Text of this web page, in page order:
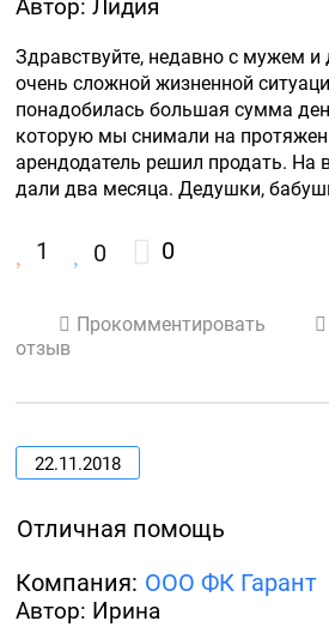
Автор: Лидия
Здравствуйте, недавно с мужем и
очень сложной жизненной
понадобилась большая сумма
которую мы снимали на
арендодатель решил продать. На
дали два месяца. Дедушки,
1 0 0
Прокомментировать
отзыв
22.11.2018
Отличная помощь
Компания: ООО ФК Гарант
Автор: Ирина